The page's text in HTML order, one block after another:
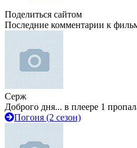
Поделиться сайтом
Последние комментарии к
Серж
Доброго дня... в плеере 1
Погоня (2 сезон)